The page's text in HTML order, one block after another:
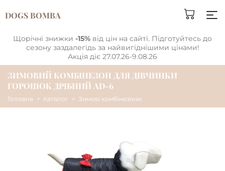
DOGS BOMBA
Щорічні знижки -15% від цін на сайті. Підготуйтесь до
сезону заздалегідь за найвигіднішими цінами!
Акція діє 27.07.26-9.08.26
ЗИМОВИЙ КОМБІНЕЗОН ДЛЯ ДІВЧИНКИ
ГОРОШОК ДРІБНИЙ AD-6
Головна Каталог Зимові комбінезони